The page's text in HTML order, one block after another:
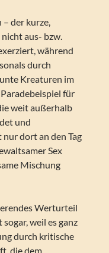
der kurze,
aus- bzw.
während
durch
Kreaturen im
für
weit außerhalb
und
dort an den Tag
Sex
Mischung
Werturteil
weil es ganz
durch kritische
die dem